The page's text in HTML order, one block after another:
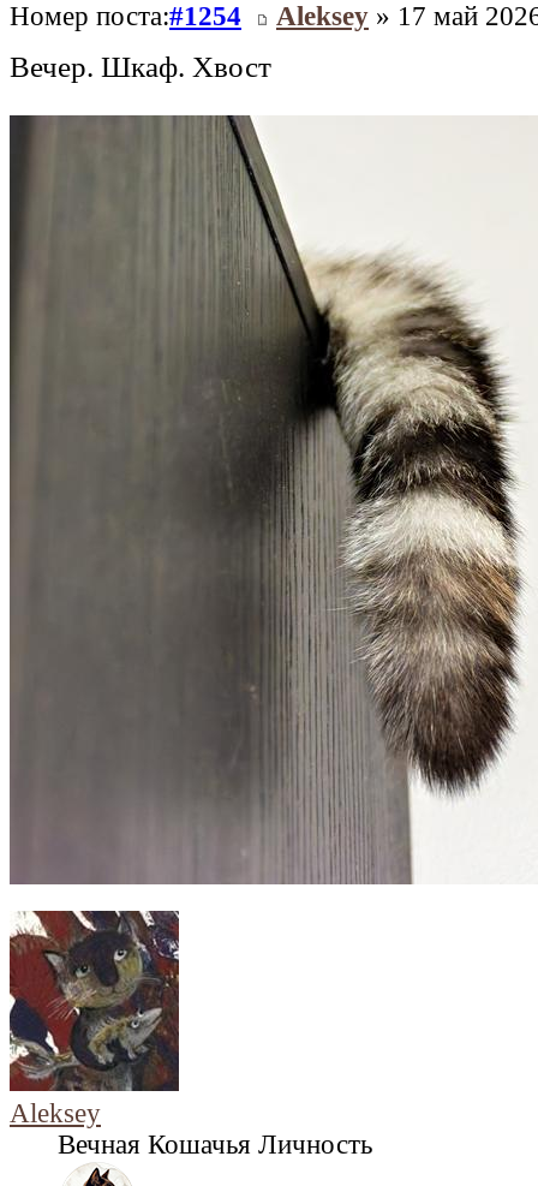
Номер поста:#1254 Aleksey » 17 май
Вечер. Шкаф. Хвост
Aleksey
Вечная Кошачья Личность